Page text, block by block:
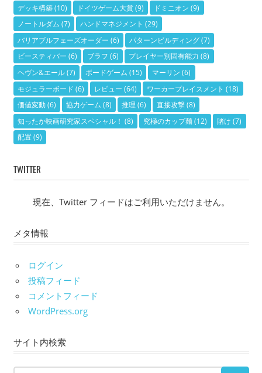
デッキ構築(10) ドイツゲーム大賞(9) ドミニオン (9)
ノートルダム (7) ハンドマネジメント (29)
バリアブルフェーズオーダー (6) パターンビルディング(7)
ビースティバー (6) ブラフ (6) プレイヤー別固有能力 (8)
ヘヴン&エール(7) ボードゲーム (15) マーリン (6)
モジュラーボード (6) レビュー (64) ワーカープレイスメント (18)
価値変動(6) 協力ゲーム (8) 推理 (6) 直接攻撃(8)
知ったか映画研究家スペシャル！ (8) 究極のカップ麺(12) 賭け (7)
配置(9)
TWITTER
現在、Twitter フィードはご利用いただけません。
メタ情報
ログイン
投稿フィード
コメントフィード
WordPress.org
サイト内検索